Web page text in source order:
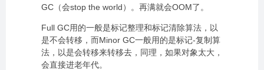
GC（会stop the world）。再满就会OOM了。
Full GC用的一般是标记整理和标记清除算法，以
是不会转移，而Minor GC一般用的是标记-复制算
法，以是会转移来转移去，同理，如果对象太大，
会直接进老年代。